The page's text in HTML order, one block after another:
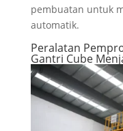
pembuatan untuk
automatik.
Peralatan
Gantri Cube